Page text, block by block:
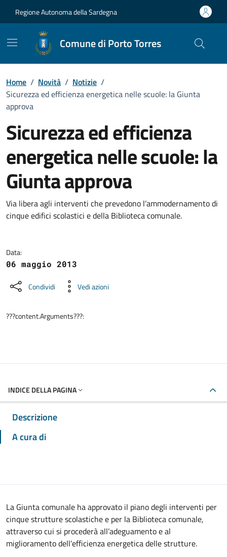
Regione Autonoma della Sardegna
Comune di Porto Torres
Home / Novità / Notizie /
Sicurezza ed efficienza energetica nelle scuole: la Giunta
approva
Sicurezza ed efficienza
energetica nelle scuole: la
Giunta approva
Dettagli della notizia
Via libera agli interventi che prevedono l’ammodernamento di
cinque edifici scolastici e della Biblioteca comunale.
Data:
06 maggio 2013
Condividi Vedi azioni
???content.Arguments???:
INDICE DELLA PAGINA
Descrizione
A cura di
La Giunta comunale ha approvato il piano degli interventi per
cinque strutture scolastiche e per la Biblioteca comunale,
attraverso cui si procederà all’adeguamento e al
miglioramento dell’efficienza energetica delle strutture.